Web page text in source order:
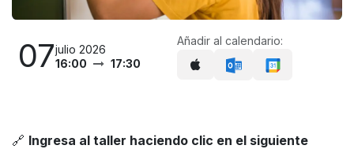
07julio 2026
16:00
17:30
Añadir al calendario:
🔗 Ingresa al taller haciendo clic en el siguiente